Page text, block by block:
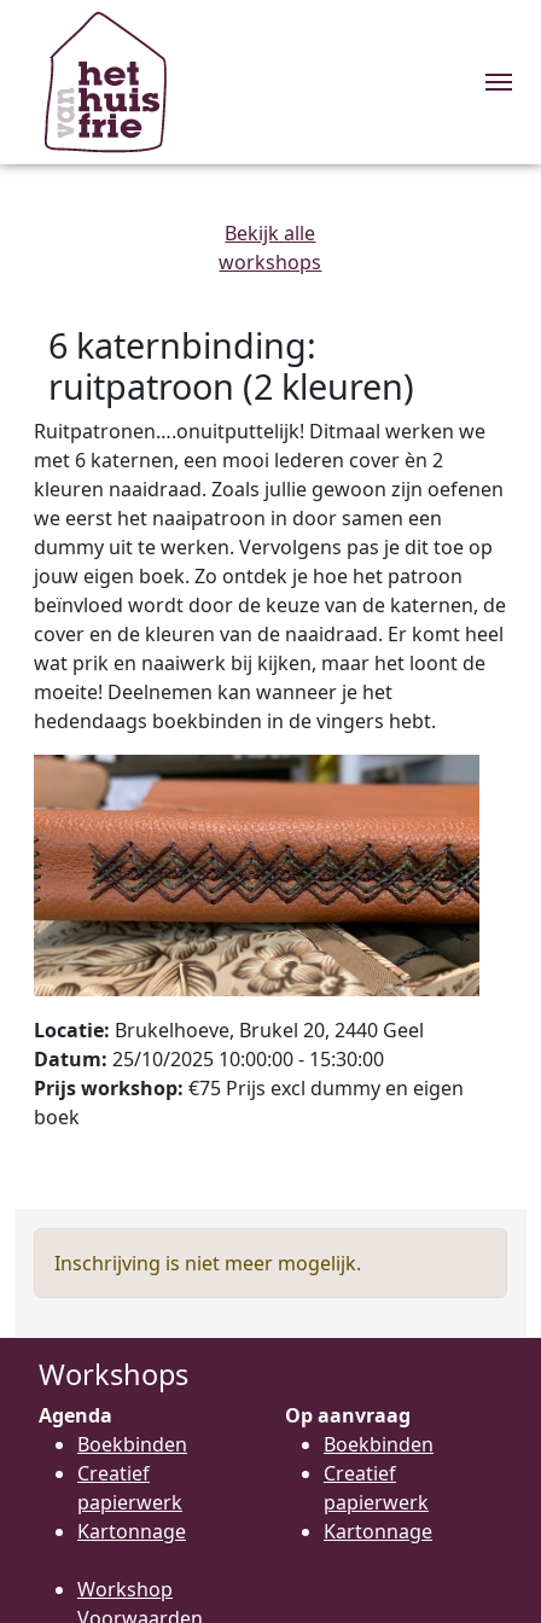
Bekijk alle
workshops
6 katernbinding:
ruitpatroon (2 kleuren)
Ruitpatronen….onuitputtelijk! Ditmaal werken we
met 6 katernen, een mooi lederen cover èn 2
kleuren naaidraad. Zoals jullie gewoon zijn oefenen
we eerst het naaipatroon in door samen een
dummy uit te werken. Vervolgens pas je dit toe op
jouw eigen boek. Zo ontdek je hoe het patroon
beïnvloed wordt door de keuze van de katernen, de
cover en de kleuren van de naaidraad. Er komt heel
wat prik en naaiwerk bij kijken, maar het loont de
moeite! Deelnemen kan wanneer je het
hedendaags boekbinden in de vingers hebt.
Locatie: Brukelhoeve, Brukel 20, 2440 Geel
Datum: 25/10/2025 10:00:00 - 15:30:00
Prijs workshop: €75 Prijs excl dummy en eigen
boek
Inschrijving is niet meer mogelijk.
Workshops
Agenda
Boekbinden
Creatief
papierwerk
Kartonnage
Op aanvraag
Boekbinden
Creatief
papierwerk
Kartonnage
Workshop